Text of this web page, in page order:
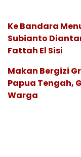
Ke Bandara
Subianto
Fattah El Sisi
Makan Bergizi
Papua Tengah,
Warga